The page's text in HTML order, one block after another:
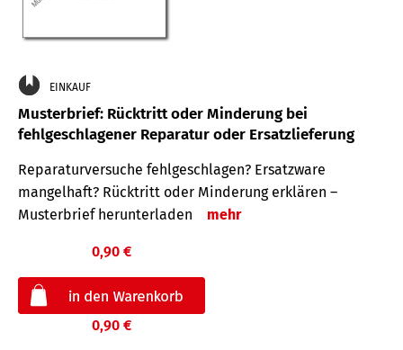
EINKAUF
Musterbrief: Rücktritt oder Minderung bei
fehlgeschlagener Reparatur oder Ersatzlieferung
Reparaturversuche fehlgeschlagen? Ersatzware
mangelhaft? Rücktritt oder Minderung erklären –
Musterbrief herunterladen
mehr
0,90 €
0,90 €